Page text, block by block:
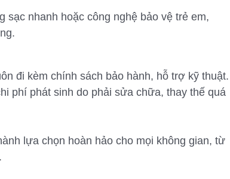
sạc nhanh hoặc công nghệ bảo vệ trẻ em,
đi kèm chính sách bảo hành, hỗ trợ kỹ thuật.
phí phát sinh do phải sửa chữa, thay thế quá
lựa chọn hoàn hảo cho mọi không gian, từ